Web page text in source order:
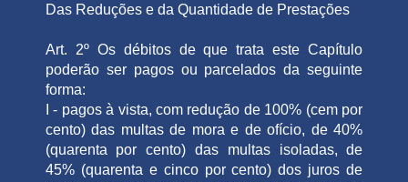
Das Reduções e da Quantidade de Prestações
Art. 2º Os débitos de que trata este Capítulo
poderão ser pagos ou parcelados da seguinte
forma:
I - pagos à vista, com redução de 100% (cem por
cento) das multas de mora e de ofício, de 40%
(quarenta por cento) das multas isoladas, de
45% (quarenta e cinco por cento) dos juros de